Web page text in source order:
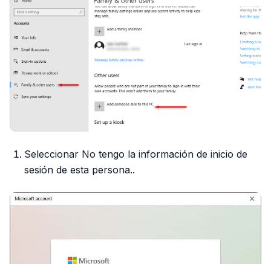
Seleccionar No tengo la información de inicio de
sesión de esta persona..